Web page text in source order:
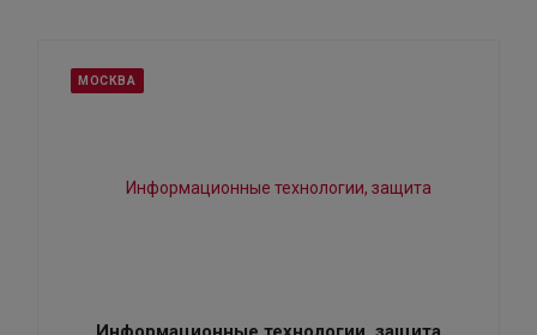
МОСКВА